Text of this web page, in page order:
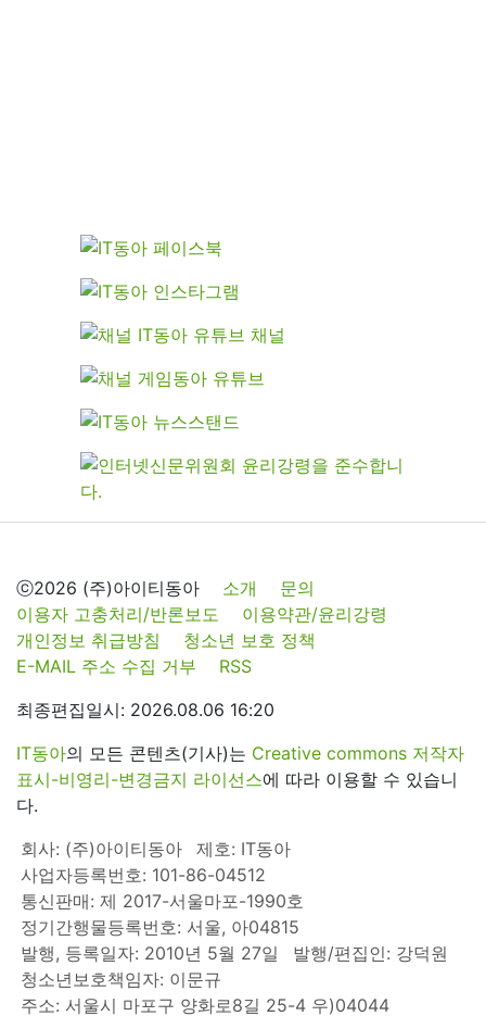
ⓒ2026 (주)아이티동아 소개
문의
이용자 고충처리/반론보도
이용약관/윤리강령
개인정보 취급방침
청소년 보호 정책
E-MAIL 주소 수집 거부
RSS
최종편집일시: 2026.08.06 16:20
IT동아의 모든 콘텐츠(기사)는 Creative commons 저작자
표시-비영리-변경금지 라이선스에 따라 이용할 수 있습니
다.
회사: (주)아이티동아
제호: IT동아
사업자등록번호: 101-86-04512
통신판매: 제 2017-서울마포-1990호
정기간행물등록번호: 서울, 아04815
발행, 등록일자: 2010년 5월 27일
발행/편집인: 강덕원
청소년보호책임자: 이문규
주소: 서울시 마포구 양화로8길 25-4 우)04044